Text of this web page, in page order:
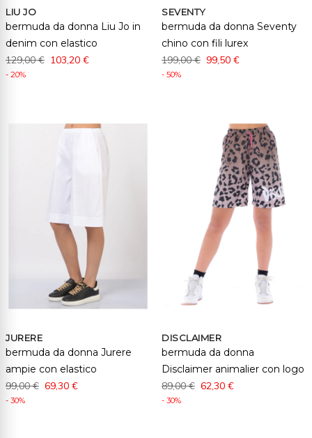
LIU JO
bermuda da donna Liu Jo in
denim con elastico
129,00 € 103,20 €
- 20%
SEVENTY
bermuda da donna Seventy
chino con fili lurex
199,00 € 99,50 €
- 50%
JURERE
bermuda da donna Jurere
ampie con elastico
99,00 € 69,30 €
- 30%
DISCLAIMER
bermuda da donna
Disclaimer animalier con logo
89,00 € 62,30 €
- 30%